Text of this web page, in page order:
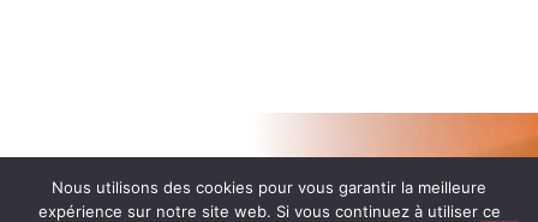
Nous utilisons des cookies pour vous garantir la meilleure
expérience sur notre site web. Si vous continuez à utiliser ce